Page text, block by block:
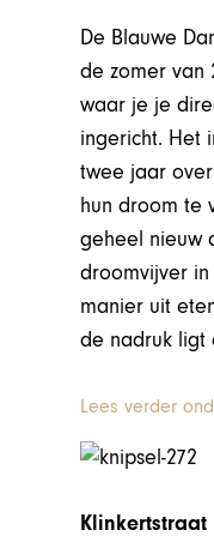
De Blauwe
de zomer van
waar je je
ingericht. Het
twee jaar
hun droom te
geheel nieuw
droomvijver
manier uit
de nadruk ligt
Lees verder
Klinkertstraat